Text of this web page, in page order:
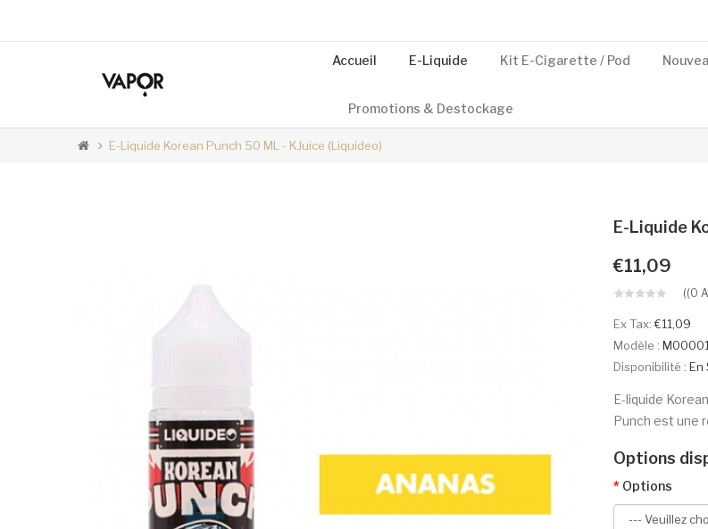
Accueil E-Liquide Kit E-Cigarette / Pod
Promotions & Destockage
E-Liquide Korean Punch 50 ML - KJuice (Liquideo)
E-Liquide
€11,09
((0
Ex Tax:€11,09
Modèle :
Disponibilité : En
E-liquide
Punch est une
Options
Options